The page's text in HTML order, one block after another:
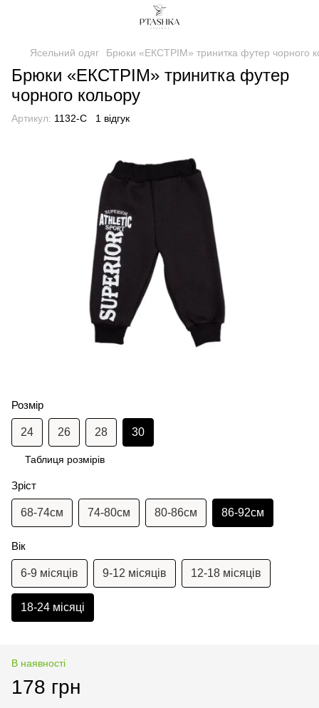
Ясельний одяг Брюки «ЕКСТРІМ» тринитка футер чорного
Брюки «ЕКСТРІМ» тринитка футер
чорного кольору
Артикул: 1132-C 1 відгук
Розмір
24 26 28 30
Таблиця розмірів
Зріст
68-74см 74-80см 80-86см 86-92см
Вік
6-9 місяців 9-12 місяців 12-18 місяців
18-24 місяці
В наявності
178 грн